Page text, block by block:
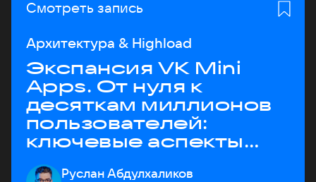
Смотреть запись
Архитектура & Highload
Экспансия VK Mini
Apps. От нуля к
десяткам миллионов
пользователей:
ключевые аспекты
архитектуры
Руслан Абдулхаликов